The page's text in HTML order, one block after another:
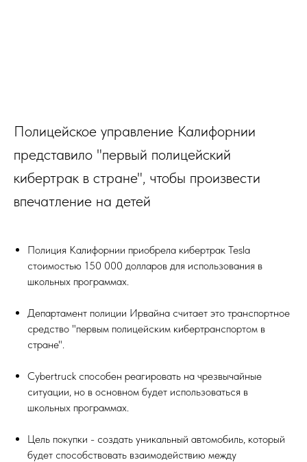
Полицейское управление Калифорнии
представило "первый полицейский
кибертрак в стране", чтобы произвести
впечатление на детей
Полиция Калифорнии приобрела кибертрак Tesla
стоимостью 150 000 долларов для использования в
школьных программах.
Департамент полиции Ирвайна считает это транспортное
средство "первым полицейским кибертранспортом в
стране".
Cybertruck способен реагировать на чрезвычайные
ситуации, но в основном будет использоваться в
школьных программах.
Цель покупки - создать уникальный автомобиль, который
будет способствовать взаимодействию между